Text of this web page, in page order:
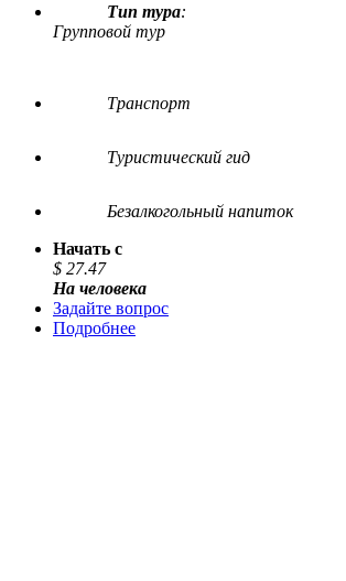
Тип тура:
Групповой тур
Транспорт
Туристический гид
Безалкогольный напиток
Начать с
$ 27.47
На человека
Задайте вопрос
Подробнее